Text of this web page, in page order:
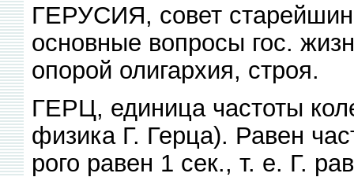
ГЕРУСИЯ, совет
основные вопросы гос.
опорой олигархия, строя.
ГЕРЦ, единица частоты
физика Г. Герца). Равен
рого равен 1 сек., т. е. Г.